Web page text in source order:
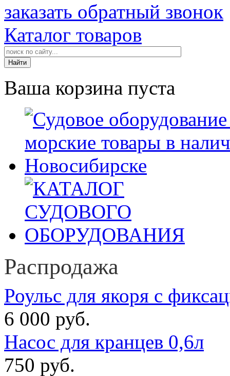
заказать обратный звонок
Каталог товаров
Ваша корзина пуста
Распродажа
Роульс для якоря с
6 000 руб.
Насос для кранцев 0,6л
750 руб.